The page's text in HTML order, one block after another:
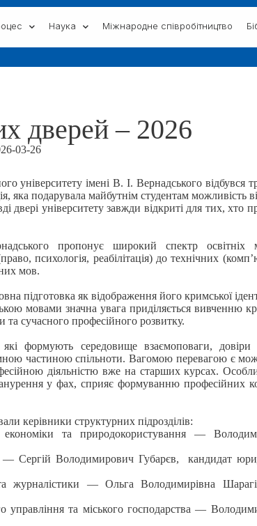
Наука Міжнародне співробітництво
дверей – 2026
03-26
університету імені В. І. Вернадського відбувся
яка подарувала майбутнім студентам можливість
університету завжди відкриті для тих, хто
пропонує широкий спектр
психологія, реабілітація) до технічних
мов.
підготовка як відображення його кримської
мовами значна увага приділяється вивченню
сучасного професійного розвитку.
формують середовище взаємоповаги, довіри
частиною спільноти. Вагомою перевагою є
діяльністю вже на старших курсах.
у фах, сприяє формуванню професійних
керівники структурних підрозділів:
економіки та природокористування —
— Сергій Володимирович Губарєв,
кандидат
та журналістики — Ольга Володимирівна
управління та міського господарства —